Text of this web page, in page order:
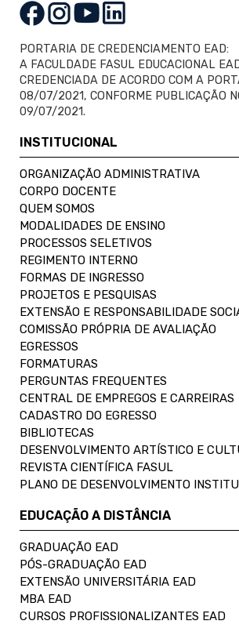
PORTARIA DE CREDENCIAMENTO EAD:
A FACULDADE FASUL EDUCACIONAL
CREDENCIADA DE ACORDO COM A
08/07/2021, CONFORME PUBLICAÇÃO
09/07/2021.
INSTITUCIONAL
ORGANIZAÇÃO ADMINISTRATIVA
CORPO DOCENTE
QUEM SOMOS
MODALIDADES DE ENSINO
PROCESSOS SELETIVOS
REGIMENTO INTERNO
FORMAS DE INGRESSO
PROJETOS E PESQUISAS
EXTENSÃO E RESPONSABILIDADE
COMISSÃO PRÓPRIA DE AVALIAÇÃO
EGRESSOS
FORMATURAS
PERGUNTAS FREQUENTES
CENTRAL DE EMPREGOS E CARREIRAS
CADASTRO DO EGRESSO
BIBLIOTECAS
DESENVOLVIMENTO ARTÍSTICO E
REVISTA CIENTÍFICA FASUL
PLANO DE DESENVOLVIMENTO
EDUCAÇÃO A DISTÂNCIA
GRADUAÇÃO EAD
PÓS-GRADUAÇÃO EAD
EXTENSÃO UNIVERSITÁRIA EAD
MBA EAD
CURSOS PROFISSIONALIZANTES EAD